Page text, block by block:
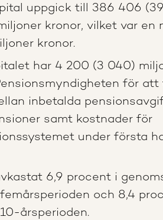
uppgick till 386 406
kronor, vilket var en
kronor.
har 4 200 (3 040)
för att
inbetalda
samt kostnader för
under första
6,9 procent i
och 8,4
årsperioden.